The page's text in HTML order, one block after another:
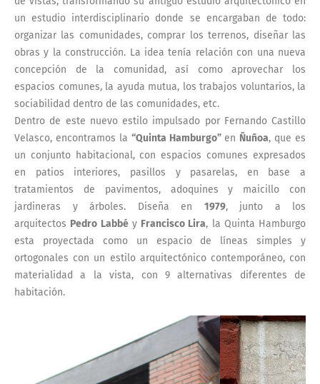
un estudio interdisciplinario donde se encargaban de todo:
organizar las comunidades, comprar los terrenos, diseñar las
obras y la construcción. La idea tenía relación con una nueva
concepción de la comunidad, así como aprovechar los
espacios comunes, la ayuda mutua, los trabajos voluntarios, la
sociabilidad dentro de las comunidades, etc.
Dentro de este nuevo estilo impulsado por Fernando Castillo
Velasco, encontramos la “Quinta Hamburgo”en Ñuñoa, que es
un conjunto habitacional, con espacios comunes expresados
en patios interiores, pasillos y pasarelas, en base a
tratamientos de pavimentos, adoquines y maicillo con
jardineras y árboles. Diseña en 1979, junto a los
arquitectos Pedro Labbéy Francisco Lira, la Quinta Hamburgo
esta proyectada como un espacio de líneas simples y
ortogonales con un estilo arquitectónico contemporáneo, con
materialidad a la vista, con 9 alternativas diferentes de
habitación.